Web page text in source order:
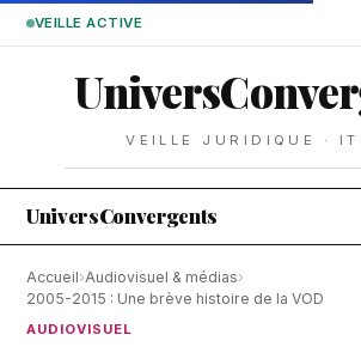
VEILLE ACTIVE
Univers
VEILLE JURIDIQUE ·
UniversConvergents
Accueil›Audiovisuel & médias›
2005-2015 : Une brève histoire de la VOD
AUDIOVISUEL